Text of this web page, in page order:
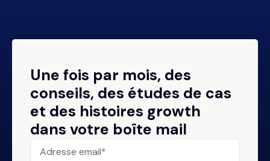
Une fois par mois, des
conseils, des études de cas
et des histoires growth
dans votre boîte mail